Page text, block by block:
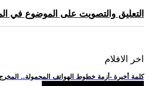
التعليق والتصويت على الموضوع في
اخر الافلام
.. كلمة أخيرة -أزمة خطوط الهواتف المحمولة..